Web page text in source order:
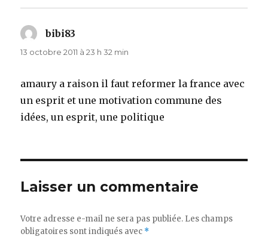
bibi83
13 octobre 2011 à 23 h 32 min
amaury a raison il faut reformer la france avec
un esprit et une motivation commune des
idées, un esprit, une politique
Laisser un commentaire
Votre adresse e-mail ne sera pas publiée. Les champs
obligatoires sont indiqués avec *